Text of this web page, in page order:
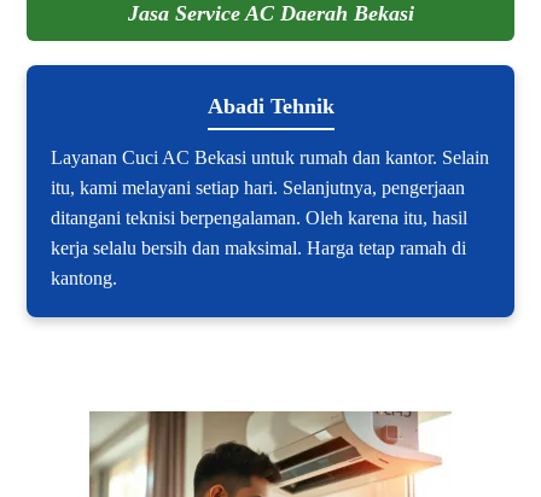
Jasa Service AC Daerah Bekasi
Abadi Tehnik
Layanan Cuci AC Bekasi untuk rumah dan kantor. Selain
itu, kami melayani setiap hari. Selanjutnya, pengerjaan
ditangani teknisi berpengalaman. Oleh karena itu, hasil
kerja selalu bersih dan maksimal. Harga tetap ramah di
kantong.